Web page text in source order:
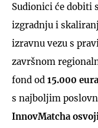
Sudionici će dobiti
izgradnju i
izravnu vezu s
završnom
fond od 15.000 eura
s najboljim
InnovMatcha